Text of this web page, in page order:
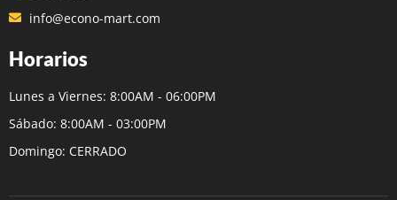
info@econo-mart.com
Horarios
Lunes a Viernes: 8:00AM - 06:00PM
Sábado: 8:00AM - 03:00PM
Domingo: CERRADO